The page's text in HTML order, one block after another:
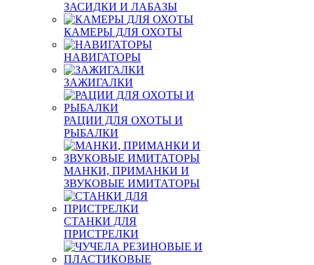
ЗАСИДКИ И ЛАБАЗЫ
КАМЕРЫ ДЛЯ ОХОТЫ
НАВИГАТОРЫ
ЗАЖИГАЛКИ
РАЦИИ ДЛЯ ОХОТЫ И
РЫБАЛКИ
МАНКИ, ПРИМАНКИ И
ЗВУКОВЫЕ ИМИТАТОРЫ
СТАНКИ ДЛЯ
ПРИСТРЕЛКИ